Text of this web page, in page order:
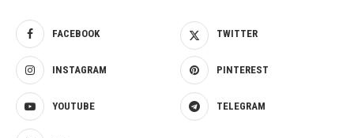
FACEBOOK TWITTER
INSTAGRAM PINTEREST
YOUTUBE TELEGRAM